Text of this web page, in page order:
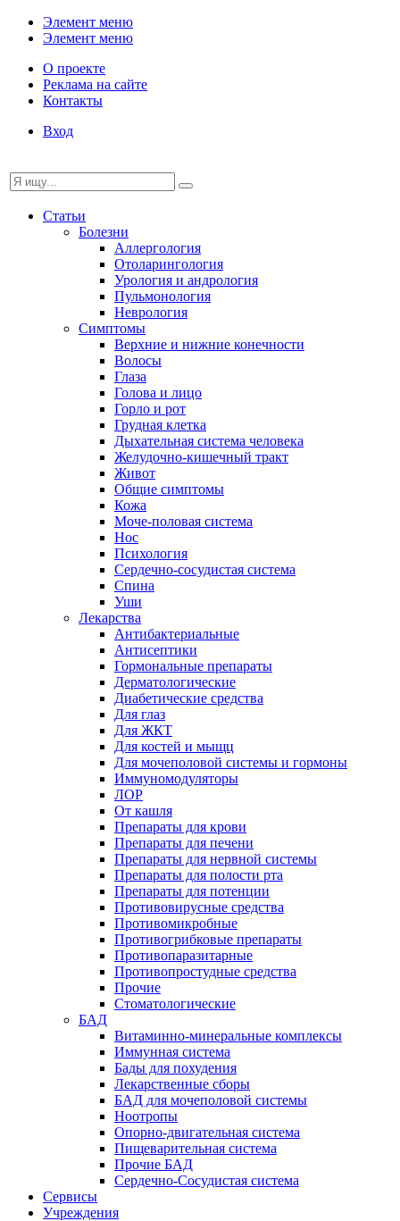
Элемент меню
Элемент меню
О проекте
Реклама на сайте
Контакты
Вход
Статьи
Болезни
Аллергология
Отоларингология
Урология и андрология
Пульмонология
Неврология
Симптомы
Верхние и нижние конечности
Волосы
Глаза
Голова и лицо
Горло и рот
Грудная клетка
Дыхательная система человека
Желудочно-кишечный тракт
Живот
Общие симптомы
Кожа
Моче-половая система
Нос
Психология
Сердечно-сосудистая система
Спина
Уши
Лекарства
Антибактериальные
Антисептики
Гормональные препараты
Дерматологические
Диабетические средства
Для глаз
Для ЖКТ
Для костей и мыщц
Для мочеполовой системы и гормоны
Иммуномодуляторы
ЛОР
От кашля
Препараты для крови
Препараты для печени
Препараты для нервной системы
Препараты для полости рта
Препараты для потенции
Противовирусные средства
Противомикробные
Противогрибковые препараты
Противопаразитарные
Противопростудные средства
Прочие
Стоматологические
БАД
Витаминно-минеральные комплексы
Иммунная система
Бады для похудения
Лекарственные сборы
БАД для мочеполовой системы
Ноотропы
Опорно-двигательная система
Пищеварительная система
Прочие БАД
Сердечно-Сосудистая система
Сервисы
Учреждения